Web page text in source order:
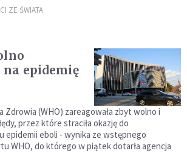
ZE ŚWIATA
na epidemię
Zdrowia (WHO) zareagowała zbyt wolno i
przez które straciła okazję do
epidemii eboli - wynika ze wstępnego
WHO, do którego w piątek dotarła agencja